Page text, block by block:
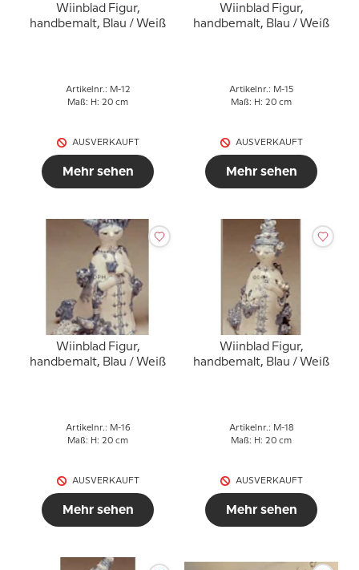
Wiinblad Figur,
handbemalt, Blau / Weiß
Artikelnr.: M-12
Maß: H: 20 cm
AUSVERKAUFT
Mehr sehen
Wiinblad Figur,
handbemalt, Blau / Weiß
Artikelnr.: M-15
Maß: H: 20 cm
AUSVERKAUFT
Mehr sehen
Wiinblad Figur,
handbemalt, Blau / Weiß
Artikelnr.: M-16
Maß: H: 20 cm
AUSVERKAUFT
Mehr sehen
Wiinblad Figur,
handbemalt, Blau / Weiß
Artikelnr.: M-18
Maß: H: 20 cm
AUSVERKAUFT
Mehr sehen